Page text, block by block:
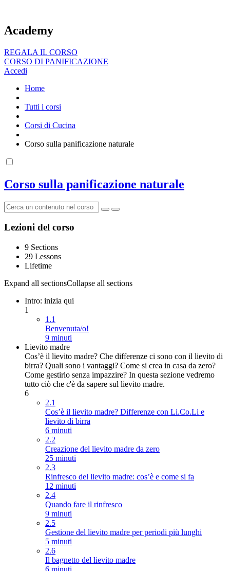
contenuto
Academy
REGALA IL CORSO
CORSO DI PANIFICAZIONE
Accedi
Home
Tutti i corsi
Corsi di Cucina
Corso sulla panificazione naturale
Corso sulla panificazione naturale
Lezioni del corso
9 Sections
29 Lessons
Lifetime
Expand all sectionsCollapse all sections
Intro: inizia qui
1
1.1
Benvenuta/o!
9 minuti
Lievito madre
Cos’è il lievito madre? Che differenze ci sono con il lievito di
birra? Quali sono i vantaggi? Come si crea in casa da zero?
Come gestirlo senza impazzire? In questa sezione vedremo
tutto ciò che c'è da sapere sul lievito madre.
6
2.1
Cos’è il lievito madre? Differenze con Li.Co.Li e
lievito di birra
6 minuti
2.2
Creazione del lievito madre da zero
25 minuti
2.3
Rinfresco del lievito madre: cos’è e come si fa
12 minuti
2.4
Quando fare il rinfresco
9 minuti
2.5
Gestione del lievito madre per periodi più lunghi
5 minuti
2.6
Il bagnetto del lievito madre
6 minuti